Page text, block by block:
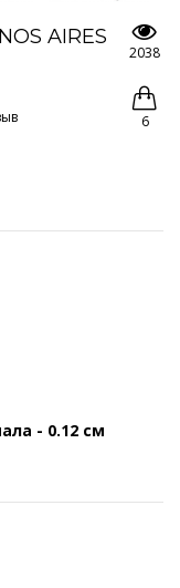
AIRES
2038
6
- 0.12 см